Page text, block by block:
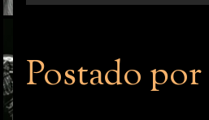
Postado por